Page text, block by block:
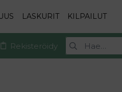
LASKURIT KILPAILUT
Rekisteröidy